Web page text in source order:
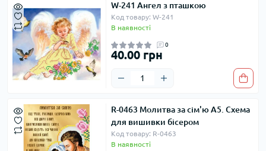
W-241 Ангел з пташкою
Код товару: W-241
В наявності
0
40.00 грн
R-0463 Молитва за сім'ю А5. Схема
для вишивки бісером
Код товару: R-0463
В наявності